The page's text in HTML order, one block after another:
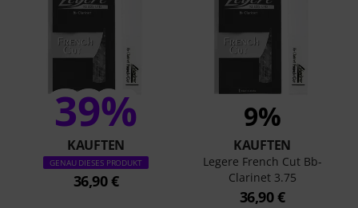
39%
KAUFTEN
GENAU DIESES PRODUKT
36,90 €
9%
KAUFTEN
Legere French Cut Bb-
Clarinet 3.75
36,90 €